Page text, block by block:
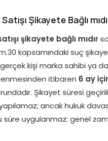
Şikayete Bağlı
şikayete bağlı mıdır
kapsamındaki suç
kişi marka sahibi ya
itibaren 6 ay
Şikayet süresi
ancak hukuk
süre uygulanmaz; genel